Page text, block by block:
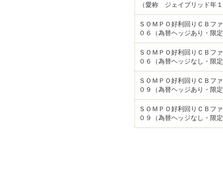
（愛称 ジェイブリッド年
ＳＯＭＰＯ好利回りＣＢフ
０６（為替ヘッジあり・限
ＳＯＭＰＯ好利回りＣＢフ
０６（為替ヘッジなし・限
ＳＯＭＰＯ好利回りＣＢフ
０９（為替ヘッジあり・限
ＳＯＭＰＯ好利回りＣＢフ
０９（為替ヘッジなし・限